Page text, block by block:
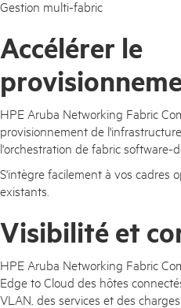
Gestion multi-fabric
Accélérer le
HPE Aruba Networking Fabric
provisionnement de
l'orchestration de fabric software-
S'intègre facilement à vos cadres
existants.
Visibilité et
HPE Aruba Networking Fabric
Edge to Cloud des hôtes
VLAN, des services et des